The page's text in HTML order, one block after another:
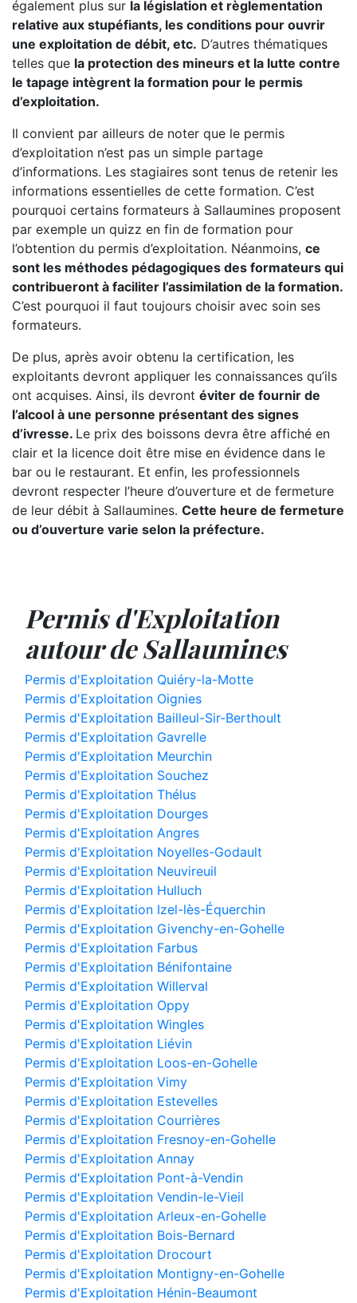
également plus sur la législation et règlementation
relative aux stupéfiants, les conditions pour ouvrir
une exploitation de débit, etc. D’autres thématiques
telles que la protection des mineurs et la lutte contre
le tapage intègrent la formation pour le permis
d’exploitation.
Il convient par ailleurs de noter que le permis
d’exploitation n’est pas un simple partage
d’informations. Les stagiaires sont tenus de retenir les
informations essentielles de cette formation. C’est
pourquoi certains formateurs à Sallaumines proposent
par exemple un quizz en fin de formation pour
l’obtention du permis d’exploitation. Néanmoins, ce
sont les méthodes pédagogiques des formateurs qui
contribueront à faciliter l’assimilation de la formation.
C’est pourquoi il faut toujours choisir avec soin ses
formateurs.
De plus, après avoir obtenu la certification, les
exploitants devront appliquer les connaissances qu’ils
ont acquises. Ainsi, ils devront éviter de fournir de
l’alcool à une personne présentant des signes
d’ivresse. Le prix des boissons devra être affiché en
clair et la licence doit être mise en évidence dans le
bar ou le restaurant. Et enfin, les professionnels
devront respecter l’heure d’ouverture et de fermeture
de leur débit à Sallaumines. Cette heure de fermeture
ou d’ouverture varie selon la préfecture.
Permis d'Exploitation
autour de Sallaumines
Permis d'Exploitation Quiéry-la-Motte
Permis d'Exploitation Oignies
Permis d'Exploitation Bailleul-Sir-Berthoult
Permis d'Exploitation Gavrelle
Permis d'Exploitation Meurchin
Permis d'Exploitation Souchez
Permis d'Exploitation Thélus
Permis d'Exploitation Dourges
Permis d'Exploitation Angres
Permis d'Exploitation Noyelles-Godault
Permis d'Exploitation Neuvireuil
Permis d'Exploitation Hulluch
Permis d'Exploitation Izel-lès-Équerchin
Permis d'Exploitation Givenchy-en-Gohelle
Permis d'Exploitation Farbus
Permis d'Exploitation Bénifontaine
Permis d'Exploitation Willerval
Permis d'Exploitation Oppy
Permis d'Exploitation Wingles
Permis d'Exploitation Liévin
Permis d'Exploitation Loos-en-Gohelle
Permis d'Exploitation Vimy
Permis d'Exploitation Estevelles
Permis d'Exploitation Courrières
Permis d'Exploitation Fresnoy-en-Gohelle
Permis d'Exploitation Annay
Permis d'Exploitation Pont-à-Vendin
Permis d'Exploitation Vendin-le-Vieil
Permis d'Exploitation Arleux-en-Gohelle
Permis d'Exploitation Bois-Bernard
Permis d'Exploitation Drocourt
Permis d'Exploitation Montigny-en-Gohelle
Permis d'Exploitation Hénin-Beaumont